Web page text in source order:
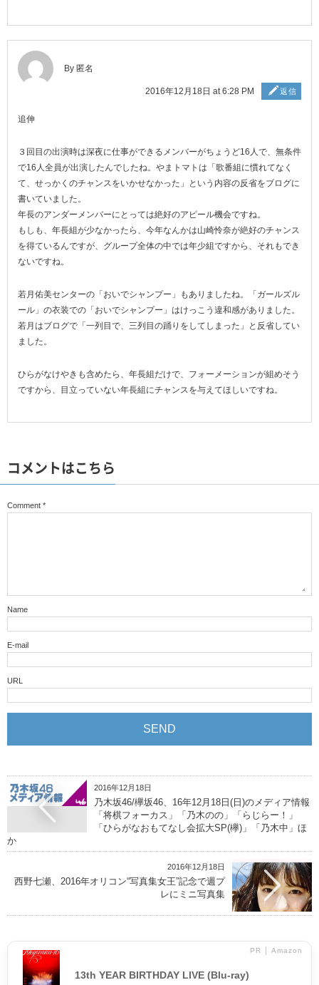
By 匿名
2016年12月18日 at 6:28 PM 返信
追伸
３回目の出演時は深夜に仕事ができるメンバーがちょうど16人で、無条件
で16人全員が出演したんでしたね。やまトマトは「歌番組に慣れてなく
て、せっかくのチャンスをいかせなかった」という内容の反省をブログに
書いていました。
年長のアンダーメンバーにとっては絶好のアピール機会ですね。
もしも、年長組が少なかったら、今年なんかは山崎怜奈が絶好のチャンス
を得ているんですが、グループ全体の中では年少組ですから、それもでき
ないですね。
若月佑美センターの「おいでシャンプー」もありましたね。「ガールズル
ール」の衣装での「おいでシャンプー」はけっこう違和感がありました。
若月はブログで「一列目で、三列目の踊りをしてしまった」と反省してい
ました。
ひらがなけやきも含めたら、年長組だけで、フォーメーションが組めそう
ですから、目立っていない年長組にチャンスを与えてほしいですね。
コメントはこちら
Comment *
Name
E-mail
URL
2016年12月18日
乃木坂46/欅坂46、16年12月18日(日)のメディア情報
「将棋フォーカス」「乃木のの」「らじらー！」
「ひらがなおもてなし会拡大SP(欅)」「乃木中」ほ
か
2016年12月18日
西野七瀬、2016年オリコン“写真集女王”記念で週プ
レにミニ写真集
PR │ Amazon
13th YEAR BIRTHDAY LIVE (Blu-ray)